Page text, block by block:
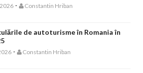
- Constantin Hriban
de autoturisme în Romania în
- Constantin Hriban